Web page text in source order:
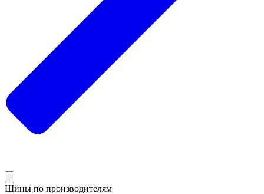
Шины по производителям